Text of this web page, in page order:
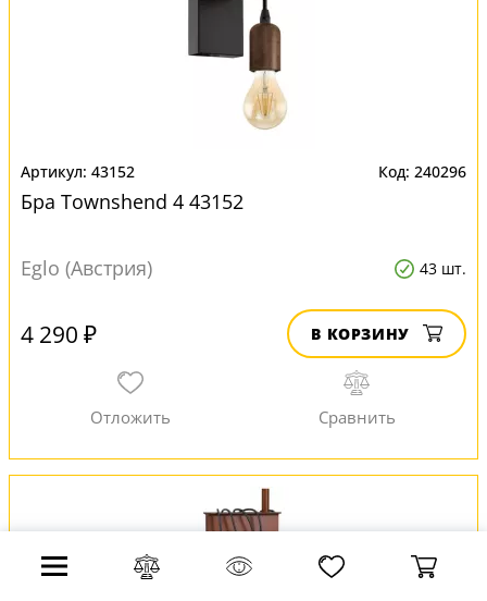
43152 240296
Бра Townshend 4 43152
Eglo (Австрия) 43 шт.
4 290 ₽ В КОРЗИНУ